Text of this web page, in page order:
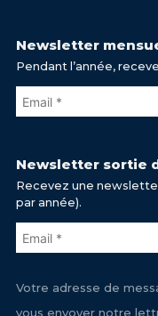
Newsletter
Pendant l’année,
Newsletter sortie
Recevez une
par année).
Votre adresse de
vous envoyer notre